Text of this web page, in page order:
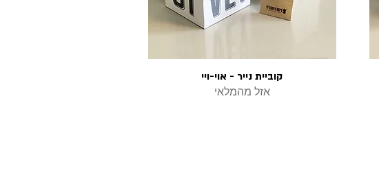
תצוגה מהירה
קוביית נייר - אוי-ויי
אזל מהמלאי